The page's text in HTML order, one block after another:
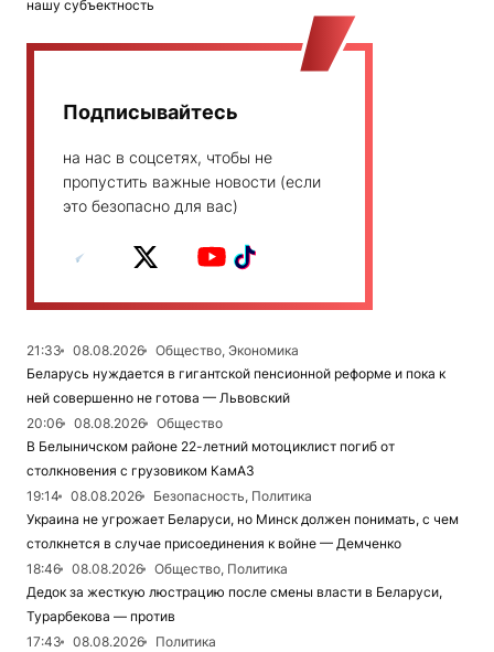
нашу субъектность
Подписывайтесь
на нас в соцсетях, чтобы не
пропустить важные новости (если
это безопасно для вас)
21:33 08.08.2026
Общество, Экономика
Беларусь нуждается в гигантской пенсионной реформе и пока к
ней совершенно не готова — Львовский
20:06
08.08.2026
Общество
В Белыничском районе 22-летний мотоциклист погиб от
столкновения с грузовиком КамАЗ
19:14
08.08.2026
Безопасность, Политика
Украина не угрожает Беларуси, но Минск должен понимать, с чем
столкнется в случае присоединения к войне — Демченко
18:46
08.08.2026
Общество, Политика
Дедок за жесткую люстрацию после смены власти в Беларуси,
Турарбекова — против
17:43
08.08.2026
Политика